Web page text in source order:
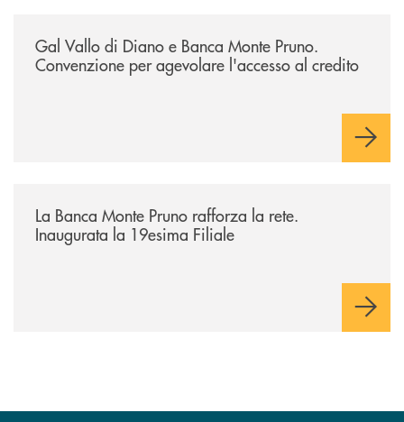
Gal Vallo di Diano e Banca Monte Pruno.
Convenzione per agevolare l'accesso al credito
La Banca Monte Pruno rafforza la rete.
Inaugurata la 19esima Filiale